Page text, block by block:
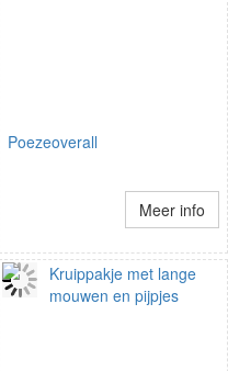
Poezeoverall
Meer info